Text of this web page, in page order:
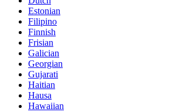
Estonian
Filipino
Finnish
Frisian
Galician
Georgian
Gujarati
Haitian
Hausa
Hawaiian